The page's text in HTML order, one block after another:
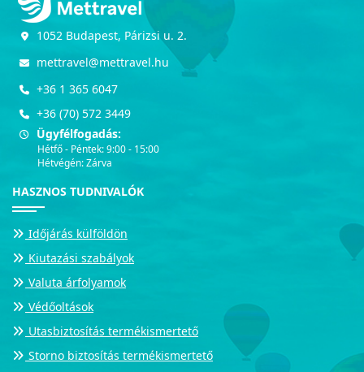
1052 Budapest, Párizsi u. 2.
mettravel@mettravel.hu
+36 1 365 6047
+36 (70) 572 3449
Ügyfélfogadás:
Hétfő - Péntek: 9:00 - 15:00
Hétvégén: Zárva
HASZNOS TUDNIVALÓK
Időjárás külföldön
Kiutazási szabályok
Valuta árfolyamok
Védőoltások
Utasbiztosítás termékismertető
Storno biztosítás termékismertető